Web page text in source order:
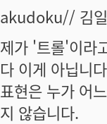
akudoku// 김
제가 '트롤'이라
다 이게 아닙니
표현은 누가 어
지 않습니다.